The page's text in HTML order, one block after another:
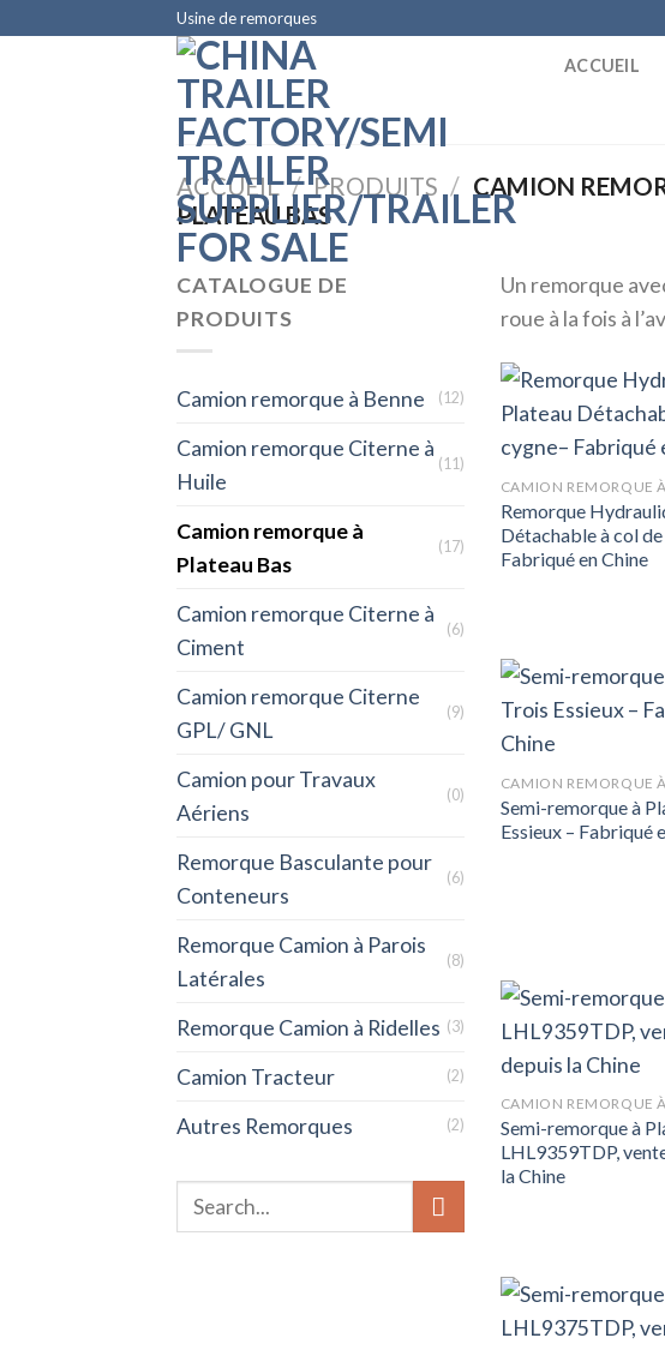
Usine de remorques
ACCUEIL
ACCUEIL / PRODUITS / CAMION
PLATEAU BAS
CATALOGUE DE
PRODUITS
Camion remorque à Benne (12)
Camion remorque Citerne à
Huile
(11)
Camion remorque à
Plateau Bas
(17)
Camion remorque Citerne à
Ciment
(6)
Camion remorque Citerne
GPL/ GNL
(9)
Camion pour Travaux
Aériens
(0)
Remorque Basculante pour
Conteneurs
(6)
Remorque Camion à Parois
Latérales
(8)
Remorque Camion à Ridelles (3)
Camion Tracteur (2)
Autres Remorques (2)
Un remorque
roue à la fois à
CAMION REMORQUE
Remorque
Détachable à col
Fabriqué en Chine
CAMION REMORQUE
Semi-remorque à
Essieux – Fabriqué
CAMION REMORQUE
Semi-remorque à
LHL9359TDP,
la Chine